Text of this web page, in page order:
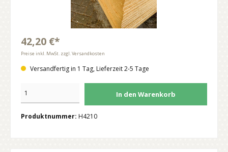
42,20 €*
Preise inkl. MwSt. zzgl. Versandkosten
Versandfertig in 1 Tag, Lieferzeit 2-5 Tage
In den Warenkorb
Produktnummer: H4210